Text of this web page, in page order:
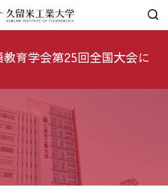
育学会第25回全国大会に